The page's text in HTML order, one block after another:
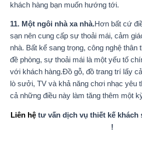
khách hàng bạn muốn hướng tới.
11. Một ngôi nhà xa nhà.Hơn bất cứ
sạn nên cung cấp sự thoải mái, cảm
nhà. Bất kể sang trọng, công nghệ thân
đề phòng, sự thoải mái là một yếu tố
với khách hàng.Đồ gỗ, đồ trang trí lấy
lò sưởi, TV và khả năng chơi nhạc yêu
cả những điều này làm tăng thêm một
Liên hệ tư vấn dịch vụ thiết kế khách
!